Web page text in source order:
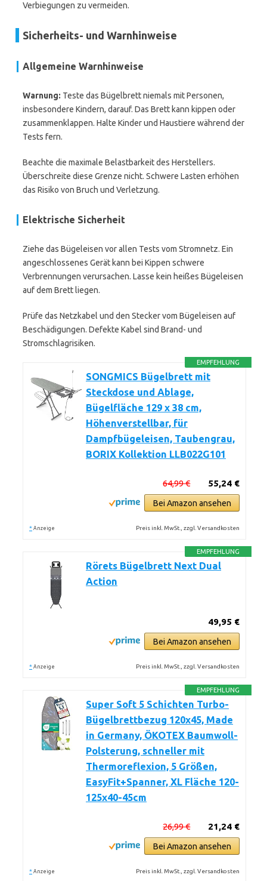
Verbiegungen zu vermeiden.
Sicherheits- und Warnhinweise
Allgemeine Warnhinweise
Warnung: Teste das Bügelbrett niemals mit Personen,
insbesondere Kindern, darauf. Das Brett kann kippen oder
zusammenklappen. Halte Kinder und Haustiere während der
Tests fern.
Beachte die maximale Belastbarkeit des Herstellers.
Überschreite diese Grenze nicht. Schwere Lasten erhöhen
das Risiko von Bruch und Verletzung.
Elektrische Sicherheit
Ziehe das Bügeleisen vor allen Tests vom Stromnetz. Ein
angeschlossenes Gerät kann bei Kippen schwere
Verbrennungen verursachen. Lasse kein heißes Bügeleisen
auf dem Brett liegen.
Prüfe das Netzkabel und den Stecker vom Bügeleisen auf
Beschädigungen. Defekte Kabel sind Brand- und
Stromschlagrisiken.
EMPFEHLUNG
SONGMICS Bügelbrett mit
Steckdose und Ablage,
Bügelfläche 129 x 38 cm,
Höhenverstellbar, für
Dampfbügeleisen, Taubengrau,
BORIX Kollektion LLB022G101
55,24 €
64,99 €
Bei Amazon ansehen
* Anzeige Preis inkl. MwSt., zzgl. Versandkosten
EMPFEHLUNG
Rörets Bügelbrett Next Dual
Action
49,95 €
Bei Amazon ansehen
* Anzeige Preis inkl. MwSt., zzgl. Versandkosten
EMPFEHLUNG
Super Soft 5 Schichten Turbo-
Bügelbrettbezug 120x45, Made
in Germany, ÖKOTEX Baumwoll-
Polsterung, schneller mit
Thermoreflexion, 5 Größen,
EasyFit+Spanner, XL Fläche 120-
125x40-45cm
21,24 €
26,99 €
Bei Amazon ansehen
* Anzeige Preis inkl. MwSt., zzgl. Versandkosten